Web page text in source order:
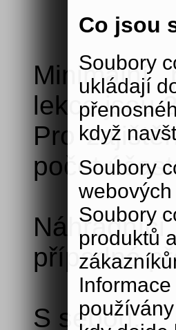
Co jsou
Soubory
ukládají
když
Soubory
Soubory
produktů
Minimální
lekce jsou
Pro
počet
případné
S sebou: